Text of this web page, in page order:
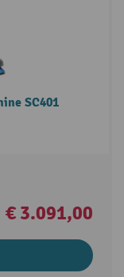
SC401
€ 3.091,00